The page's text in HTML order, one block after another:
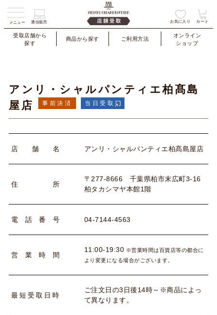
メニュー 通信販売 お気に入り カート
受取店舗から
探す
商品から探す ご利用方法
オンライン
ショップ
アンリ・シャルパンティエ柏髙島
屋店
事前決済 当日受取
店 舗 名 アンリ・シャルパンティエ柏髙島屋店
住 所
〒277-8666 千葉県柏市末広町3-16
柏タカシマヤ本館1階
電 話 番 号 04-7144-4563
営 業 時 間
11:00-19:30 ※営業時間は百貨店等の都合に
より変更になる場合がございます。
最短 受 取 日 時
ご注文日の3日後14時～※商品によっ
て異なります。